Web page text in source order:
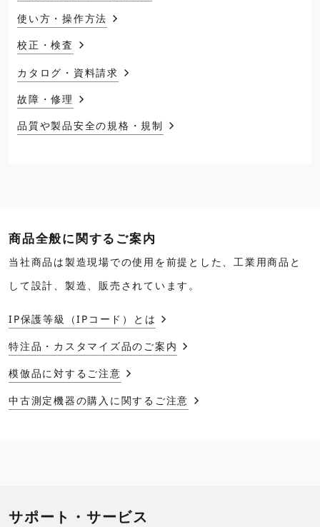
使い方・操作方法
校正・検査
カタログ・資料請求
故障・修理
品質や製品安全の規格・規制
商品全般に関するご案内
当社商品は製造現場での使用を前提とした、工業用商品と
して設計、製造、販売されています。
IP保護等級（IPコード）とは
特注品・カスタマイズ品のご案内
模倣品に対するご注意
中古測定機器の購入に関するご注意
サポート・サービス